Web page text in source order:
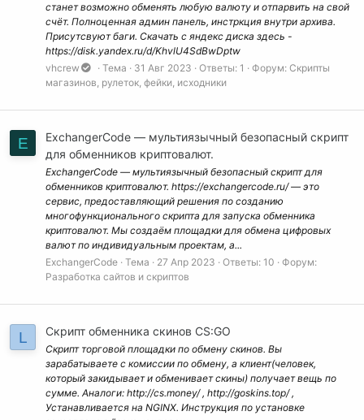
станет возможно обменять любую валюту и отпарвить на свой
счёт. Полноценная админ панель, инстркция внутри архива.
Присутсвуют баги. Скачать с яндекс диска здесь -
https://disk.yandex.ru/d/KhvlU4SdBwDptw
vhcrew
Тема 31 Авг 2023 Ответы: 1 Форум: Скрипты
магазинов, рулеток, фейки, исходники
E
ExchangerCode — мультиязычный безопасный скрипт
для обменников криптовалют.
ExchangerCode — мультиязычный безопасный скрипт для
обменников криптовалют. https://exchangercode.ru/ — это
сервис, предоставляющий решения по созданию
многофункционального скрипта для запуска обменника
криптовалют. Мы создаём площадки для обмена цифровых
валют по индивидуальным проектам, а...
ExchangerCode Тема 27 Апр 2023 Ответы: 10
Форум:
Разработка сайтов и скриптов
L Скрипт обменника скинов CS:GO
Скрипт торговой площадки по обмену скинов. Вы
зарабатываете с комиссии по обмену, а клиент(человек,
который закидывает и обменивает скины) получает вещь по
сумме. Аналоги: http://cs.money/ , http://goskins.top/ ,
Устанавливается на NGINX. Инструкция по установке